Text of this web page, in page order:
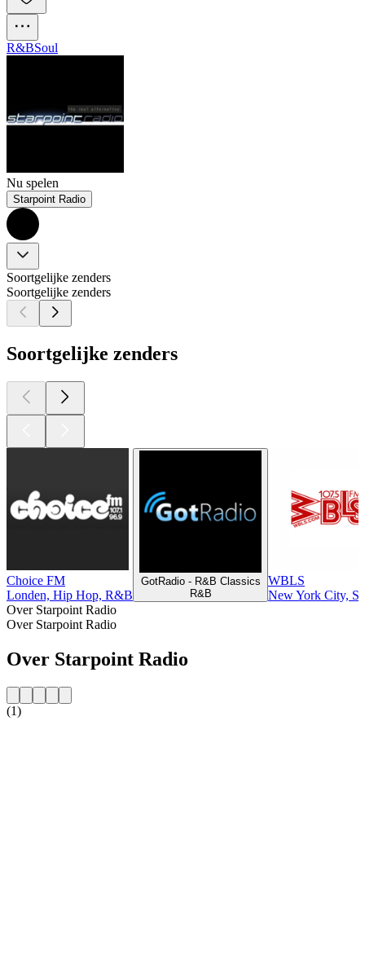
R&BSoul
Nu spelen
Starpoint Radio
Soortgelijke zenders
Soortgelijke zenders
Soortgelijke zenders
Choice FM
Londen, Hip Hop, R&B
GotRadio - R&B Classics
R&B
WBLS
New York City,
Over Starpoint Radio
Over Starpoint Radio
Over Starpoint Radio
(1)